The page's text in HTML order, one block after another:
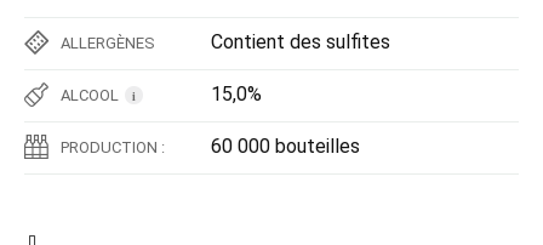
ALLERGÈNES Contient des sulfites
ALCOOL i 15,0%
PRODUCTION : 60 000 bouteilles